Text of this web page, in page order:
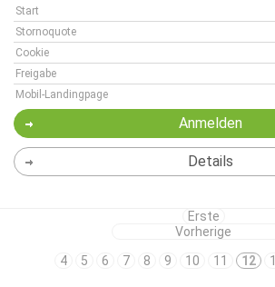
Start
Stornoquote
Cookie
Freigabe
Mobil-Landingpage
Anmelden
Details
Erste
Vorherige
4
5 6 7 8 9 10 11 12